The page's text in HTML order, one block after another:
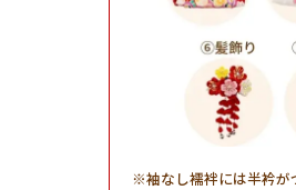
袖なし襦袢には半衿が